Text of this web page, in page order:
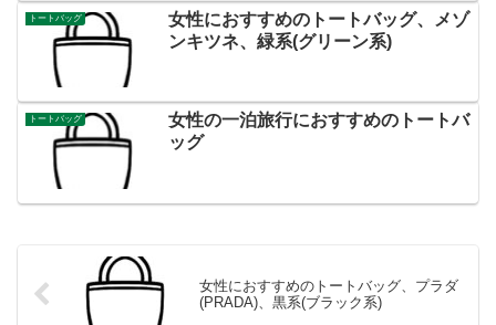
トートバッグ
女性におすすめのトートバッグ、メゾ
ンキツネ、緑系(グリーン系)
トートバッグ
女性の一泊旅行におすすめのトートバ
ッグ
女性におすすめのトートバッグ、プラダ
(PRADA)、黒系(ブラック系)